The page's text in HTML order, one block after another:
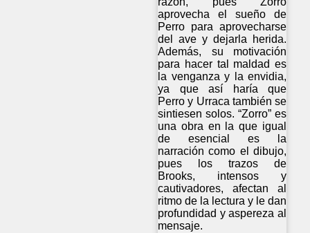
aprovecha el sueño de
Perro para aprovecharse
del ave y dejarla herida.
Además, su motivación
para hacer tal maldad es
la venganza y la envidia,
ya que así haría que
Perro y Urraca también se
sintiesen solos. “Zorro” es
una obra en la que igual
de esencial es la
narración como el dibujo,
pues los trazos de
Brooks, intensos y
cautivadores, afectan al
ritmo de la lectura y le dan
profundidad y aspereza al
mensaje.